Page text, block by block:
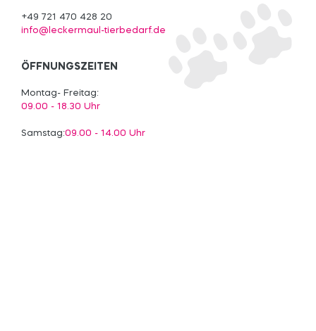
ÖFFNUNGSZEITEN
Montag- Freitag:
09.00 - 18.30 Uhr
Samstag:09.00 - 14.00 Uhr
+49 721 470 428 20
info@leckermaul-tierbedarf.de